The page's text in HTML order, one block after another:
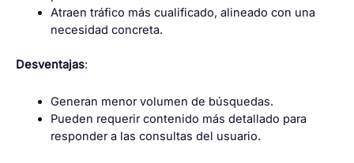
Atraen tráfico más cualificado, alineado con una
necesidad concreta.
Desventajas:
Generan menor volumen de búsquedas.
Pueden requerir contenido más detallado para
responder a las consultas del usuario.